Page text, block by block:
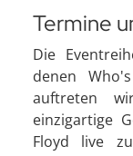
Termine
Die
denen
auftreten
einzigartige
Floyd live